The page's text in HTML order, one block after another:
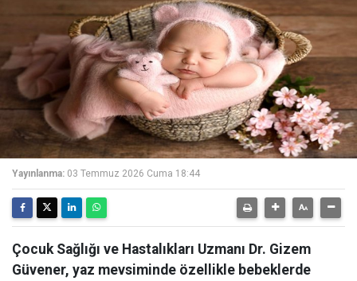
Yayınlanma: 03 Temmuz 2026 Cuma 18:44
Çocuk Sağlığı ve Hastalıkları Uzmanı Dr. Gizem
Güvener, yaz mevsiminde özellikle bebeklerde